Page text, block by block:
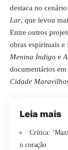
destaca no
Lar, que levou
Entre outros
obras espirituais
Menina Índigo e
documentários
Cidade
Leia mais
Crítica:
o coração